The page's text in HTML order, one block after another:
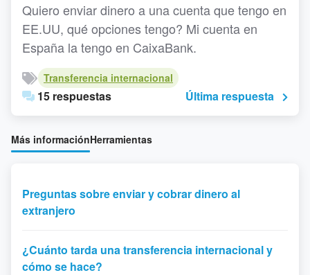
Quiero enviar dinero a una cuenta que tengo en
EE.UU, qué opciones tengo? Mi cuenta en
España la tengo en CaixaBank.
Transferencia internacional
15 respuestas Última respuesta
Más informaciónHerramientas
Preguntas sobre enviar y cobrar dinero al
extranjero
¿Cuánto tarda una transferencia internacional y
cómo se hace?